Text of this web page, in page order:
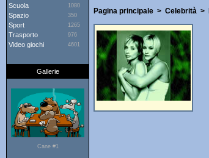
Scuola 1080
Spazio 350
Sport 1265
Trasporto 976
Video giochi 4601
Gallerie
Cane #1
Pagina principale > Celebrità >